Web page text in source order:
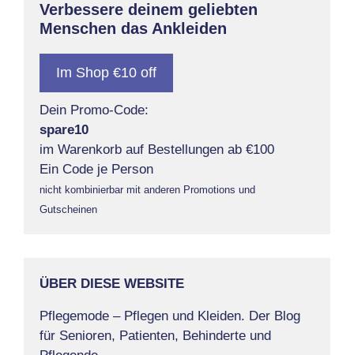
Verbessere deinem geliebten
Menschen das Ankleiden
Im Shop €10 off
Dein Promo-Code:
spare10
im Warenkorb auf Bestellungen ab €100
Ein Code je Person
nicht kombinierbar mit anderen Promotions und
Gutscheinen
ÜBER DIESE WEBSITE
Pflegemode – Pflegen und Kleiden. Der Blog
für Senioren, Patienten, Behinderte und